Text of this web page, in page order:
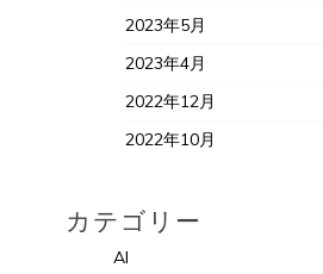
2023年5月
2023年4月
2022年12月
2022年10月
カテゴリー
AI